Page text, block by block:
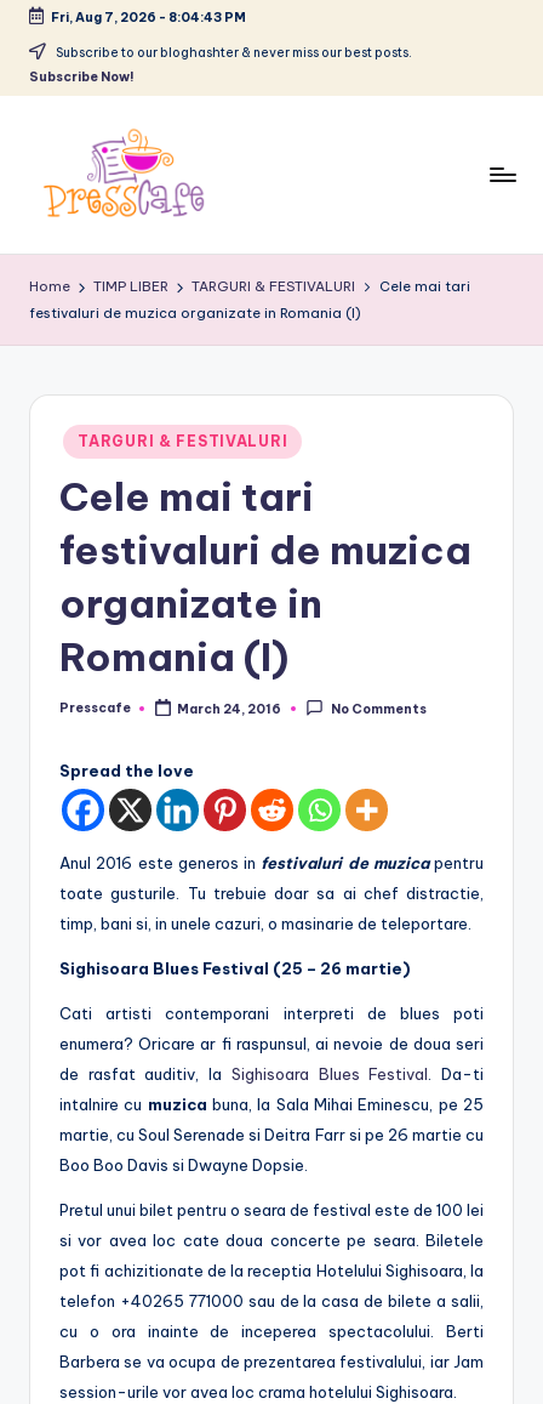
Skip
Fri, Aug 7, 2026 - 8:04:44 PM
Subscribe to our bloghashter & never miss our best posts.
Subscribe Now!
r
e
s
urbane
Home TIMP LIBER TARGURI & FESTIVALURI
Cele mai tari
festivaluri de muzica organizate in Romania (I)
Posted
TARGURI & FESTIVALURI
Cele mai tari
festivaluri de muzica
organizate in
Romania (I)
Posted
Presscafe March 24, 2016 No Comments
Spread the love
Anul 2016 este generos in festivaluri de muzicapentru
toate gusturile. Tu trebuie doar sa ai chef distractie,
timp, bani si, in unele cazuri, o masinarie de teleportare.
Sighisoara Blues Festival (25 – 26 martie)
Cati artisti contemporani interpreti de blues poti
enumera? Oricare ar fi raspunsul, ai nevoie de doua seri
de rasfat auditiv, la Sighisoara Blues Festival. Da-ti
intalnire cu muzica buna, la Sala Mihai Eminescu, pe 25
martie, cu Soul Serenade si Deitra Farr si pe 26 martie cu
Boo Boo Davis si Dwayne Dopsie.
Pretul unui bilet pentru o seara de festival este de 100 lei
si vor avea loc cate doua concerte pe seara. Biletele
pot fi achizitionate de la receptia Hotelului Sighisoara, la
telefon +40265 771000 sau de la casa de bilete a salii,
cu o ora inainte de inceperea spectacolului. Berti
Barbera se va ocupa de prezentarea festivalului, iar Jam
session-urile vor avea loc crama hotelului Sighisoara.